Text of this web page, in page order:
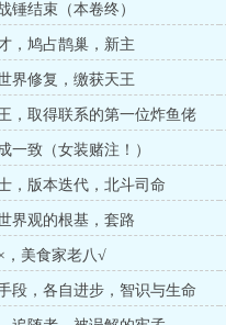
锤结束（本卷终）
，鸠占鹊巢，新主
界修复，缴获天王
，取得联系的第一位炸鱼佬
一致（女装赌注！）
，版本迭代，北斗司命
界观的根基，套路
，美食家老八√
段，各自进步，智识与生命